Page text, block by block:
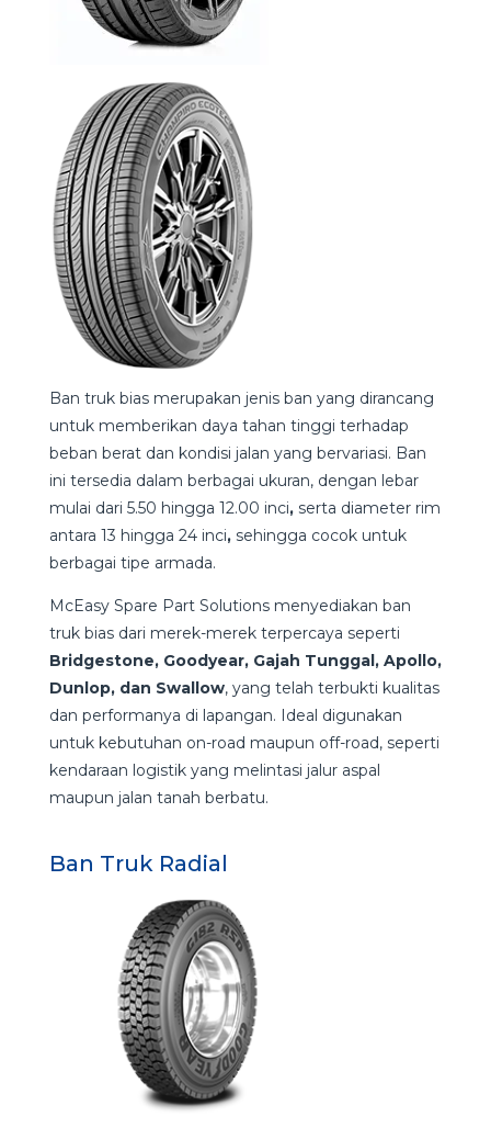
Ban truk bias merupakan jenis ban yang dirancang
untuk memberikan daya tahan tinggi terhadap
beban berat dan kondisi jalan yang bervariasi. Ban
ini tersedia dalam berbagai ukuran, dengan lebar
mulai dari 5.50 hingga 12.00 inci, serta diameter rim
antara 13 hingga 24 inci,sehingga cocok untuk
berbagai tipe armada.
McEasy Spare Part Solutions menyediakan ban
truk bias dari merek-merek terpercaya seperti
Bridgestone, Goodyear, Gajah Tunggal, Apollo,
Dunlop, dan Swallow, yang telah terbukti kualitas
dan performanya di lapangan. Ideal digunakan
untuk kebutuhan on-road maupun off-road, seperti
kendaraan logistik yang melintasi jalur aspal
maupun jalan tanah berbatu.
Ban Truk Radial